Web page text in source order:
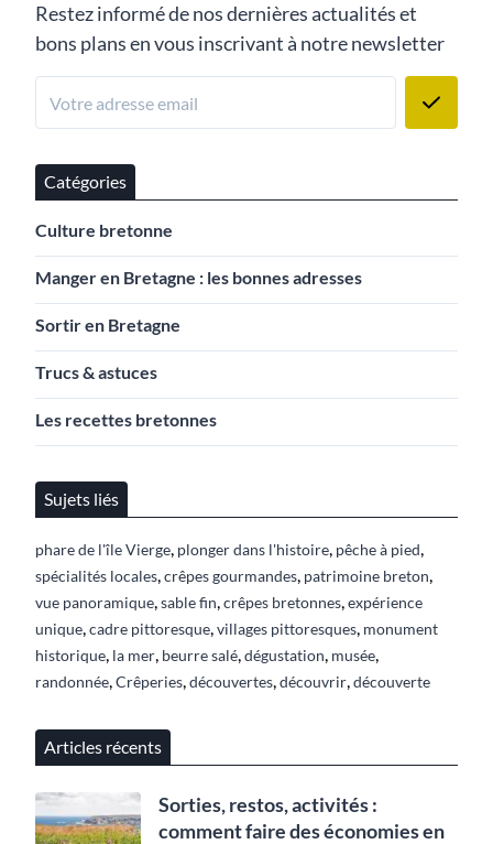
Restez informé de nos dernières actualités et
bons plans en vous inscrivant à notre newsletter
Catégories
Culture bretonne
Manger en Bretagne : les bonnes adresses
Sortir en Bretagne
Trucs & astuces
Les recettes bretonnes
Sujets liés
phare de l'île Vierge, plonger dans l'histoire, pêche à pied,
spécialités locales,crêpes gourmandes, patrimoine breton,
vue panoramique,sable fin,crêpes bretonnes,expérience
unique,cadre pittoresque,villages pittoresques, monument
historique, la mer, beurre salé,dégustation, musée,
randonnée,Crêperies,découvertes,découvrir,découverte
Articles récents
Sorties, restos, activités :
comment faire des économies en